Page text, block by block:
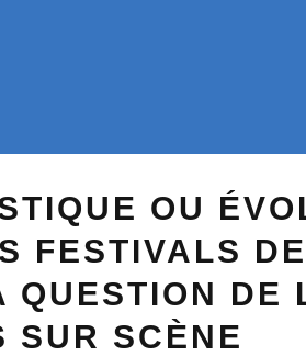
OU
FESTIVALS DE
QUESTION DE
SUR SCÈNE